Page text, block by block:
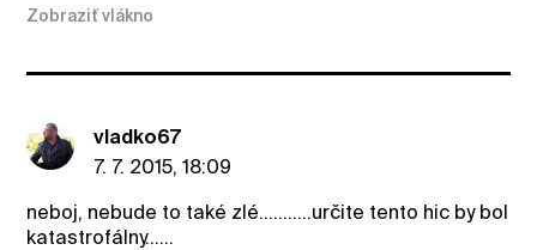
Zobraziť vlákno
vladko67
7. 7. 2015, 18:09
neboj, nebude to také zlé...........určite tento hic by bol
katastrofálny......